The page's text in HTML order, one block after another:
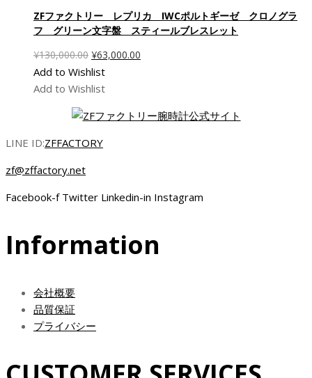
ZFファクトリー レプリカ IWCポルトギーゼ クロノグラ
フ グリーン文字盤 スティールブレスレット
¥130,000.00 元
の
価
は
¥130,000.00
¥63,000.00
格
Add to Wishlist
Add to Wishlist
LINE ID:ZFFACTORY
zf@zffactory.net
Facebook-f Twitter Linkedin-in Instagram
Information
会社概要
品質保証
プライバシー